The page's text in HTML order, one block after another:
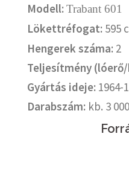
Modell:Trabant 601
Lökettréfogat: 595
Hengerek száma: 2
Teljesítmény
Gyártás ideje: 1964-
Darabszám: kb. 3